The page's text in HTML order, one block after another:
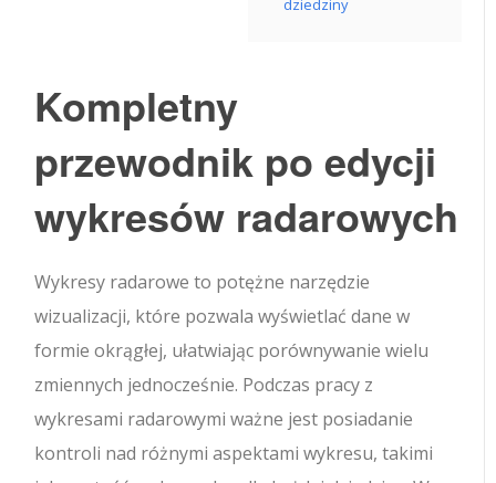
dziedziny
Kompletny
przewodnik po edycji
wykresów radarowych
Wykresy radarowe to potężne narzędzie
wizualizacji, które pozwala wyświetlać dane w
formie okrągłej, ułatwiając porównywanie wielu
zmiennych jednocześnie. Podczas pracy z
wykresami radarowymi ważne jest posiadanie
kontroli nad różnymi aspektami wykresu, takimi